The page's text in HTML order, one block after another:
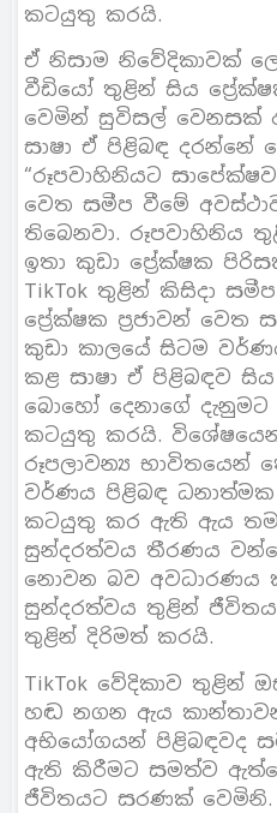
කටයුතු කරයි.
ඒ නිසාම නිවේදිකාවක්
වීඩියෝ තුළින් සිය
වෙමින් සුවිසල්
සාෂා ඒ පිළිබඳ දරන්නේ
“රූපවාහිනියට
වෙත සමීප වීමේ
තිබෙනවා. රූපවාහිනිය
ඉතා කුඩා ප්‍රේක්ෂක
TikTok තුළින් කිසිදා
ප්‍රේක්ෂක ප්‍රජාවන් වෙත
කුඩා කාලයේ සිටම
කළ සාෂා ඒ පිළිබඳව
බොහෝ දෙනාගේ
කටයුතු කරයි.
රූපලාවන්‍ය භාවිතයෙන්
වර්ණය පිළිබඳ
කටයුතු කර ඇති ඇය
සුන්දරත්වය තීරණය
නොවන බව අවධාරණය
සුන්දරත්වය තුළින්
තුළින් දිරිමත් කරයි.
TikTok වේදිකාව තුළින්
හඬ නගන ඇය
අභියෝගයන් පිළිබඳවද
ඇති කිරීමට සමත්ව
ජීවිතයට සරණක්